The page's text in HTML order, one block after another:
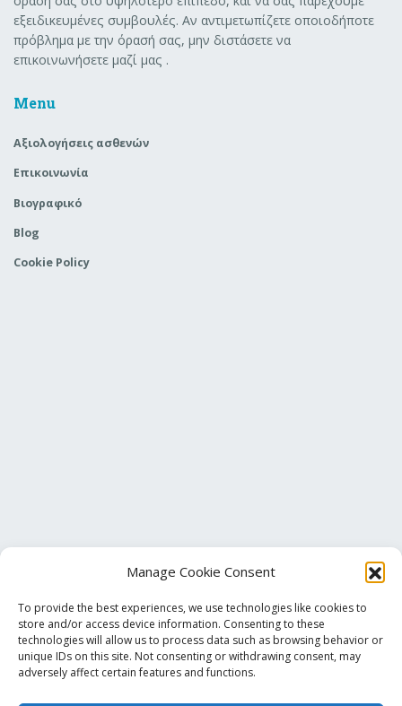
Manage Cookie Consent
To provide the best experiences, we use technologies like cookies to
store and/or access device information. Consenting to these
technologies will allow us to process data such as browsing behavior or
unique IDs on this site. Not consenting or withdrawing consent, may
adversely affect certain features and functions.
εξειδικευμένες συμβουλές. Αν αντιμετωπίζετε οποιοδήποτε
πρόβλημα με την όρασή σας, μην διστάσετε να
επικοινωνήσετε μαζί μας .
Menu
Aξιολογήσεις ασθενών
Επικοινωνία
Βιογραφικό
Blog
Cookie Policy
Τηλ. Επικοινωνίας
+30 213 033 6501